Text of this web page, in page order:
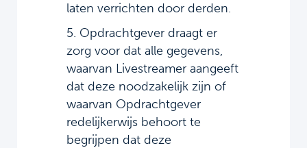
laten verrichten door derden.
5. Opdrachtgever draagt er
zorg voor dat alle gegevens,
waarvan Livestreamer aangeeft
dat deze noodzakelijk zijn of
waarvan Opdrachtgever
redelijkerwijs behoort te
begrijpen dat deze